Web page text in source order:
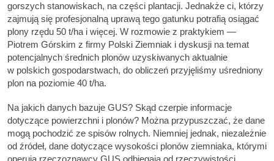
gorszych stanowiskach, na części plantacji. Jednakże ci, którzy
zajmują się profesjonalną uprawą tego gatunku potrafią osiągać
plony rzędu 50 t/ha i więcej. W rozmowie z praktykiem —
Piotrem Górskim z firmy Polski Ziemniak i dyskusji na temat
potencjalnych średnich plonów uzyskiwanych aktualnie
w polskich gospodarstwach, do obliczeń przyjęliśmy uśredniony
plon na poziomie 40 t/ha.
Na jakich danych bazuje GUS? Skąd czerpie informacje
dotyczące powierzchni i plonów? Można przypuszczać, że dane
mogą pochodzić ze spisów rolnych. Niemniej jednak, niezależnie
od źródeł, dane dotyczące wysokości plonów ziemniaka, którymi
operują rzeczoznawcy GUS odbiegają od rzeczywistości,